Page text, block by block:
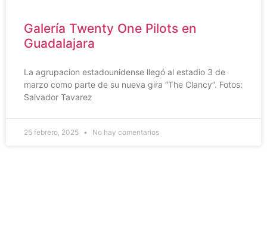
Galería Twenty One Pilots en
Guadalajara
La agrupacion estadounidense llegó al estadio 3 de
marzo como parte de su nueva gira “The Clancy”. Fotos:
Salvador Tavarez
25 febrero, 2025 No hay comentarios